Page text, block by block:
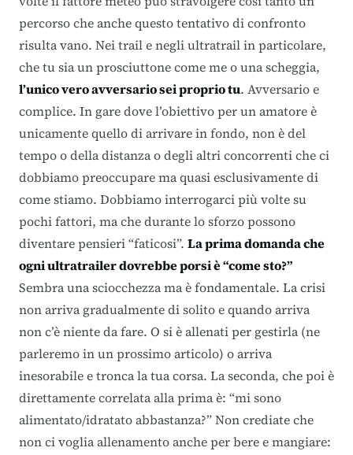
percorso che anche questo tentativo di confronto
risulta vano. Nei trail e negli ultratrail in particolare,
che tu sia un prosciuttone come me o una scheggia,
l’unico vero avversario sei proprio tu. Avversario e
complice. In gare dove l’obiettivo per un amatore è
unicamente quello di arrivare in fondo, non è del
tempo o della distanza o degli altri concorrenti che ci
dobbiamo preoccupare ma quasi esclusivamente di
come stiamo. Dobbiamo interrogarci più volte su
pochi fattori, ma che durante lo sforzo possono
diventare pensieri “faticosi”. La prima domanda che
ogni ultratrailer dovrebbe porsi è “come sto?”
Sembra una sciocchezza ma è fondamentale. La crisi
non arriva gradualmente di solito e quando arriva
non c’è niente da fare. O si è allenati per gestirla (ne
parleremo in un prossimo articolo) o arriva
inesorabile e tronca la tua corsa. La seconda, che poi è
direttamente correlata alla prima è: “mi sono
alimentato/idratato abbastanza?” Non crediate che
non ci voglia allenamento anche per bere e mangiare: